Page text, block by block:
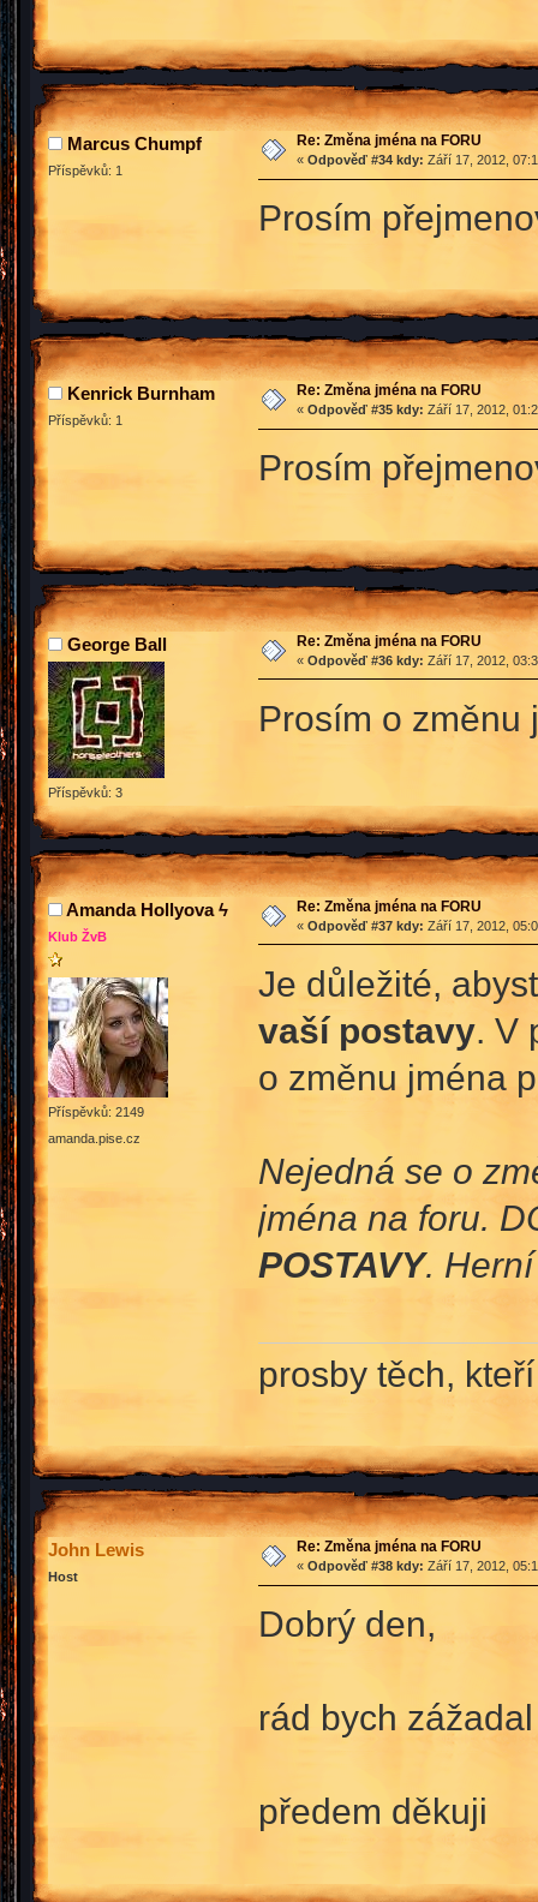
Marcus Chumpf
Příspěvků: 1
Re: Změna jména na FORU
« Odpověď #34 kdy: Září 17, 2012,
Prosím
Kenrick Burnham
Příspěvků: 1
Re: Změna jména na FORU
« Odpověď #35 kdy: Září 17, 2012,
Prosím
George Ball
Příspěvků: 3
Re: Změna jména na FORU
« Odpověď #36 kdy: Září 17, 2012,
Prosím o změnu
Amanda Hollyova ϟ
Klub ŽvB
Příspěvků: 2149
amanda.pise.cz
Re: Změna jména na FORU
« Odpověď #37 kdy: Září 17, 2012,
Je důležité,
vaší postavy. V
o změnu jména
Nejedná se o
jména na foru.
POSTAVY.
prosby těch,
John Lewis
Host
Re: Změna jména na FORU
« Odpověď #38 kdy: Září 17, 2012,
Dobrý den,
rád bych
předem děkuji